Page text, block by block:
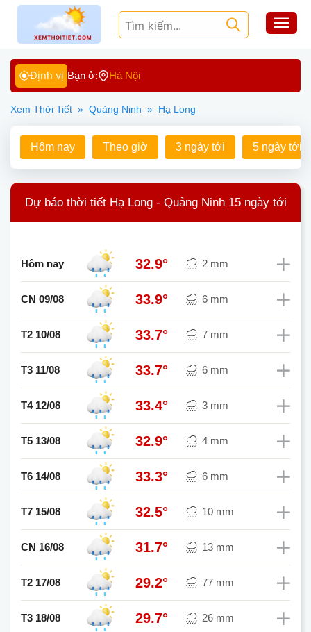
Định vị Bạn ở: Hà Nội
Xem Thời Tiết » Quảng Ninh » Hạ Long
Hôm nay Theo giờ 3 ngày tới 5 ngày tới
Dự báo thời tiết Hạ Long - Quảng Ninh 15 ngày tới
Hôm nay 32.9° 2 mm
CN 09/08 33.9° 6 mm
T2 10/08 33.7° 7 mm
T3 11/08 33.7° 6 mm
T4 12/08 33.4° 3 mm
T5 13/08 32.9° 4 mm
T6 14/08 33.3° 6 mm
T7 15/08 32.5° 10 mm
CN 16/08 31.7° 13 mm
T2 17/08 29.2° 77 mm
T3 18/08 29.7° 26 mm